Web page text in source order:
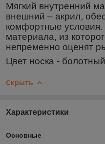
Мягкий внутренний
внешний – акрил,
комфортные условия.
материала, из
непременно оценят
Цвет носка -
Скрыть
Характеристики
Основные